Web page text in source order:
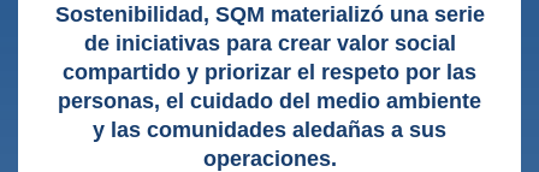
Sostenibilidad, SQM materializó una serie
de iniciativas para crear valor social
compartido y priorizar el respeto por las
personas, el cuidado del medio ambiente
y las comunidades aledañas a sus
operaciones.